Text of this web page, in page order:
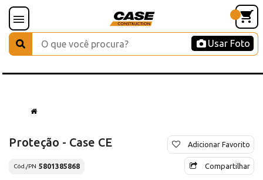
Usar Foto
Proteção - Case CE
Cód./PN 5801385868
Adicionar Favorito
Compartilhar